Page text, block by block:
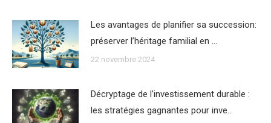
Les avantages de planifier sa succession:
préserver l’héritage familial en …
22 novembre 2024
Décryptage de l’investissement durable :
les stratégies gagnantes pour inve…